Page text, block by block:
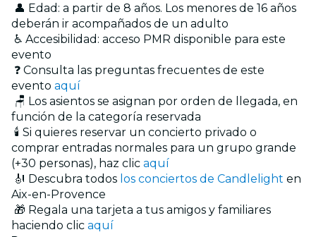
👤 Edad: a partir de 8 años. Los menores de 16 años
deberán ir acompañados de un adulto
♿ Accesibilidad: acceso PMR disponible para este
evento
❓ Consulta las preguntas frecuentes de este
evento aquí
🪑 Los asientos se asignan por orden de llegada, en
función de la categoría reservada
🕯️ Si quieres reservar un concierto privado o
comprar entradas normales para un grupo grande
(+30 personas), haz clic aquí
🎻 Descubra todos los conciertos de Candlelight en
Aix-en-Provence
🎁 Regala una tarjeta a tus amigos y familiares
haciendo clic aquí